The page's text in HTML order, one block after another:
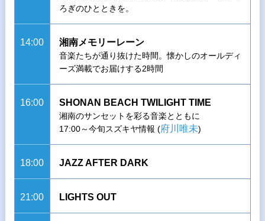
ろぎのひとときを。
14:00 湘南メモリーレーン
音楽たちが通り抜けた時間。懐かしのオールディ
ーズ満載でお届けする2時間
16:00 SHONAN BEACH TWILIGHT TIME
湘南のサンセットを彩る音楽とともに
17:00～今旬スズキヤ情報 (府川唯未)
18:00 JAZZ AFTER DARK
21:00 LIGHTS OUT